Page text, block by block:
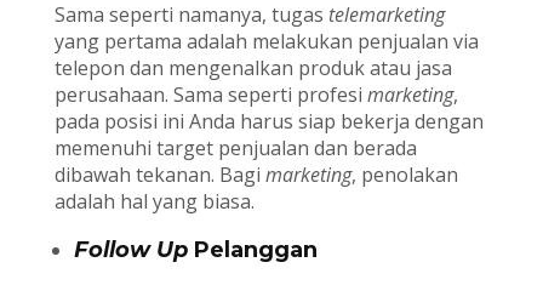
Sama seperti namanya, tugas telemarketing
yang pertama adalah melakukan penjualan via
telepon dan mengenalkan produk atau jasa
perusahaan. Sama seperti profesi marketing,
pada posisi ini Anda harus siap bekerja dengan
memenuhi target penjualan dan berada
dibawah tekanan. Bagi marketing, penolakan
adalah hal yang biasa.
Follow UpPelanggan